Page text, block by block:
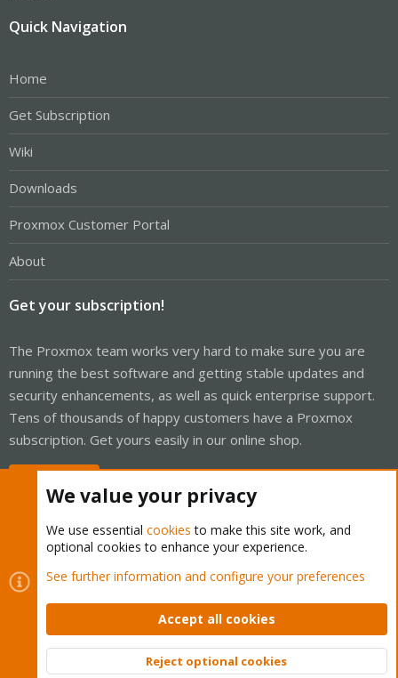
Quick Navigation
Home
Get Subscription
Wiki
Downloads
Proxmox Customer Portal
About
Get your subscription!
The Proxmox team works very hard to make sure you are
running the best software and getting stable updates and
security enhancements, as well as quick enterprise support.
Tens of thousands of happy customers have a Proxmox
subscription. Get yours easily in our online shop.
Cookies
Proxmox Support Forum - Light Mode
Contact us
Terms and rules Privacy policy Help Home
Community platform by XenForo © 2010-2026 XenForo Ltd.
Top
We value your privacy
We use essential cookies to make this site work, and
optional cookies to enhance your experience.
See further information and configure your preferences
Accept all cookies
Reject optional cookies